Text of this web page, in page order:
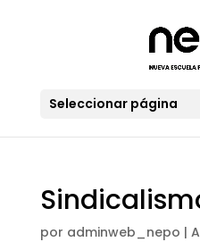
Seleccionar página
por adminweb_nepo |